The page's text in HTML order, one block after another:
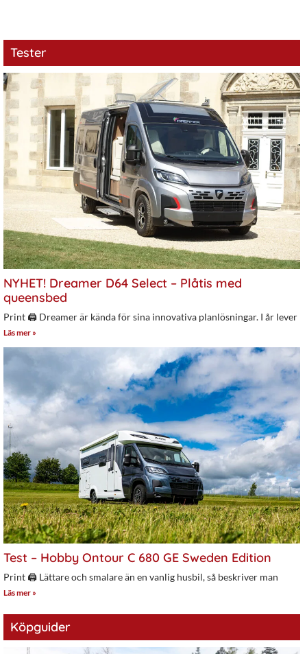
Tester
NYHET! Dreamer D64 Select – Plåtis med
queensbed
Print 🖨 Dreamer är kända för sina innovativa planlösningar. I år lever
Läs mer »
Test – Hobby Ontour C 680 GE Sweden Edition
Print 🖨 Lättare och smalare än en vanlig husbil, så beskriver man
Läs mer »
Köpguider